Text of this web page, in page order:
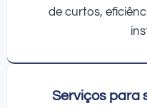
de curtos,
Serviços para